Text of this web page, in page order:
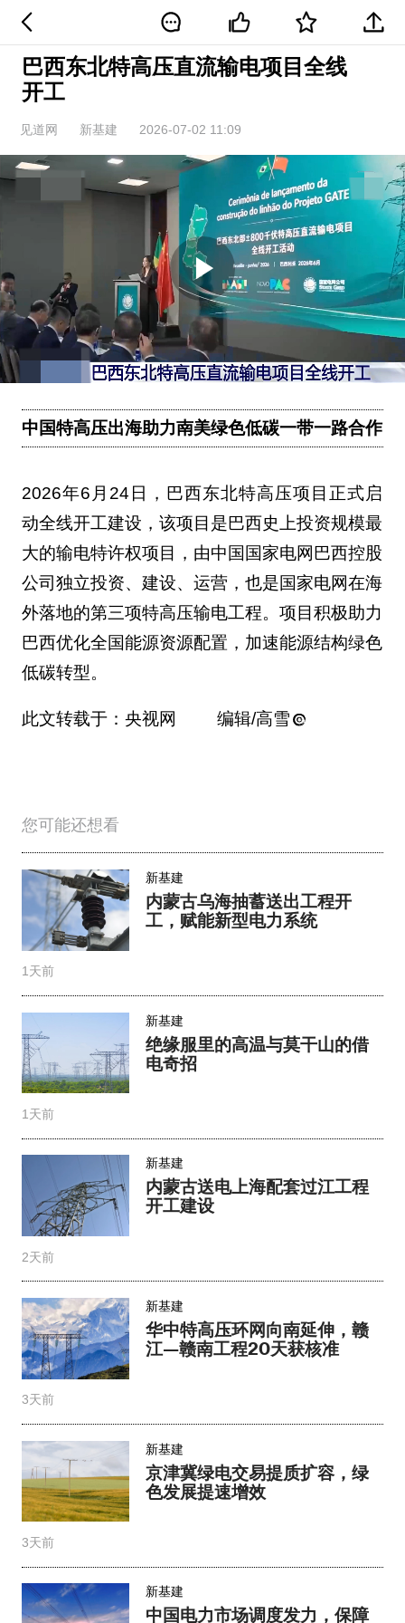
巴西东北特高压直流输电项目全线
开工
见道网 新基建 2026-07-02 11:09
Play
Video
中国特高压出海助力南美绿色低碳一带一路合作
2026年6月24日，巴西东北特高压项目正式启
动全线开工建设，该项目是巴西史上投资规模最
大的输电特许权项目，由中国国家电网巴西控股
公司独立投资、建设、运营，也是国家电网在海
外落地的第三项特高压输电工程。项目积极助力
巴西优化全国能源资源配置，加速能源结构绿色
低碳转型。
此文转载于：央视网 编辑/高雪
您可能还想看
新基建
内蒙古乌海抽蓄送出工程开
工，赋能新型电力系统
1天前
新基建
绝缘服里的高温与莫干山的借
电奇招
1天前
新基建
内蒙古送电上海配套过江工程
开工建设
2天前
新基建
华中特高压环网向南延伸，赣
江—赣南工程20天获核准
3天前
新基建
京津冀绿电交易提质扩容，绿
色发展提速增效​
3天前
新基建
中国电力市场调度发力，保障